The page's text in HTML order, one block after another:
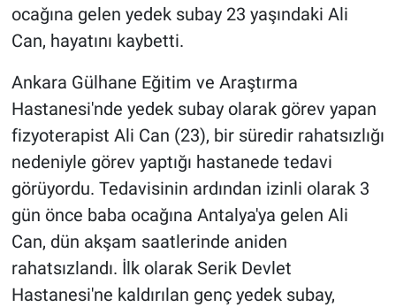
ocağına gelen yedek subay 23 yaşındaki Ali
Can, hayatını kaybetti.
Ankara Gülhane Eğitim ve Araştırma
Hastanesi'nde yedek subay olarak görev yapan
fizyoterapist Ali Can (23), bir süredir rahatsızlığı
nedeniyle görev yaptığı hastanede tedavi
görüyordu. Tedavisinin ardından izinli olarak 3
gün önce baba ocağına Antalya'ya gelen Ali
Can, dün akşam saatlerinde aniden
rahatsızlandı. İlk olarak Serik Devlet
Hastanesi'ne kaldırılan genç yedek subay,